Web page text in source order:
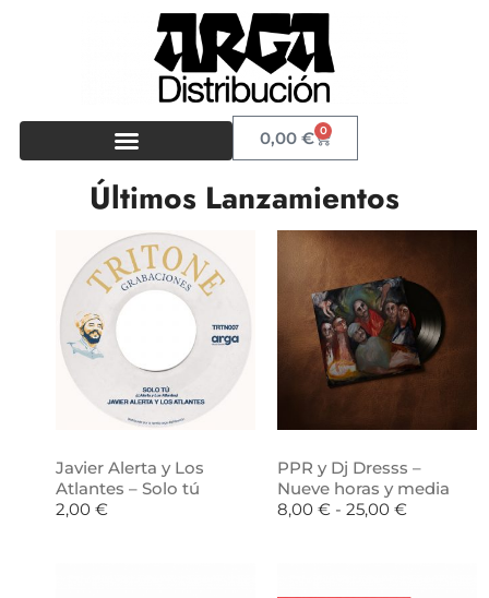
0,00€ 0
Últimos Lanzamientos
Javier Alerta y Los
Atlantes – Solo tú
2,00 €
PPR y Dj Dresss –
Nueve horas y media
8,00 € - 25,00 €